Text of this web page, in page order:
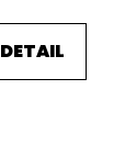
DETAIL